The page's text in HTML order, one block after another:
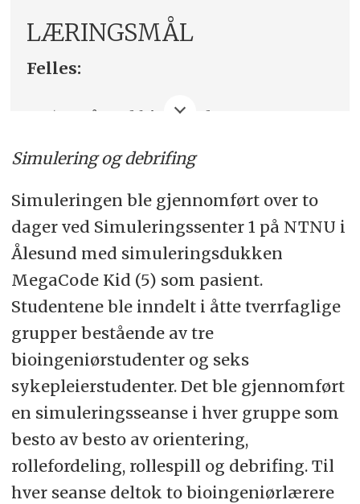
av appendix. Pasienten er våken,
orientert om hva som har skjedd.
Pasienten har innlagt venflon på
Nora. Ved kontakt med lege (per
sykepleier via telefon. Prøver til ABO,
Rh og antistoff screening er tatt
tidligere.
Bioingeniør kommer og tar
blodprøver. Nora er litt motvillig,
men lar seg overtale.
Bioingeniør ringer ut svar:
Hemoglobin på 7,7 g/dL.
Sykepleier ringer lege som
forordner blod (en pose SAG).
LÆRINGSMÅL
Felles:
Øve på god hjelpende
pårørende og mellom
helsepersonell.
Øve på tverrprofesjonell
samhandling.
Bioingeniørstudenter:
Øve på venøs blodprøvetaking på
barn.
Transfusjonsmedisin:
Øve på å motta bestilling av
SAGMAN-blod.
Simulering og debrifing
Simuleringen ble gjennomført over to
dager ved Simuleringssenter 1 på NTNU i
Ålesund med simuleringsdukken
MegaCode Kid (5) som pasient.
Studentene ble inndelt i åtte tverrfaglige
grupper bestående av tre
bioingeniørstudenter og seks
sykepleierstudenter. Det ble gjennomført
en simuleringsseanse i hver gruppe som
besto av besto av orientering,
rollefordeling, rollespill og debrifing. Til
hver seanse deltok to bioingeniørlærere